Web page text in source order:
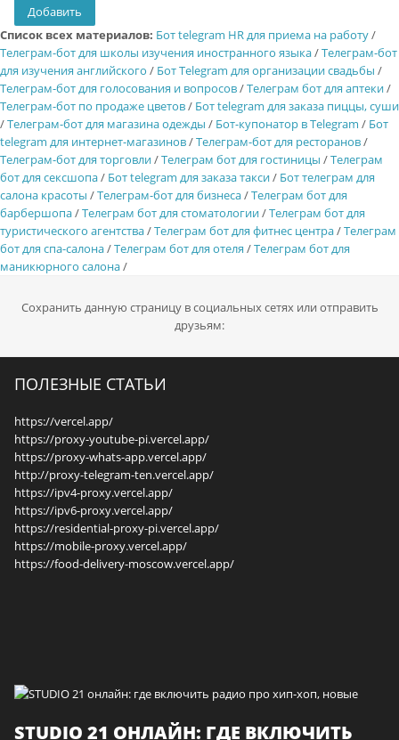
Список всех материалов: Бот telegram HR для приема на работу/
Телеграм-бот для школы изучения иностранного языка/Телеграм-бот
для изучения английского / Бот Telegram для организации свадьбы /
Телеграм-бот для голосования и вопросов/Телеграм бот для аптеки/
Телеграм-бот по продаже цветов/ Бот telegram для заказа пиццы, суши
/Телеграм-бот для магазина одежды / Бот-купонатор в Telegram / Бот
telegram для интернет-магазинов/Телеграм-бот для ресторанов/
Телеграм-бот для торговли/Телеграм бот для гостиницы /Телеграм
бот для сексшопа/ Бот telegram для заказа такси/ Бот телеграм для
салона красоты /Телеграм-бот для бизнеса/Телеграм бот для
барбершопа/Телеграм бот для стоматологии/Телеграм бот для
туристического агентства/Телеграм бот для фитнес центра/Телеграм
бот для спа-салона/Телеграм бот для отеля /Телеграм бот для
маникюрного салона/
Сохранить данную страницу в социальных сетях или отправить
друзьям:
ПОЛЕЗНЫЕ СТАТЬИ
https://vercel.app/
https://proxy-youtube-pi.vercel.app/
https://proxy-whats-app.vercel.app/
http://proxy-telegram-ten.vercel.app/
https://ipv4-proxy.vercel.app/
https://ipv6-proxy.vercel.app/
https://residential-proxy-pi.vercel.app/
https://mobile-proxy.vercel.app/
https://food-delivery-moscow.vercel.app/
STUDIO 21 ОНЛАЙН: ГДЕ ВКЛЮЧИТЬ